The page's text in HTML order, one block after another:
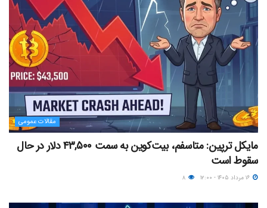
مقالات عمومی
مایکل ترپین: متاسفم، بیت‌کوین به سمت ۴۳,۵۰۰ دلار در حال
سقوط است